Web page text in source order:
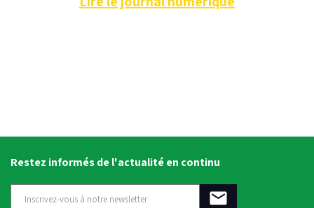
Restez informés de l'actualité en continu